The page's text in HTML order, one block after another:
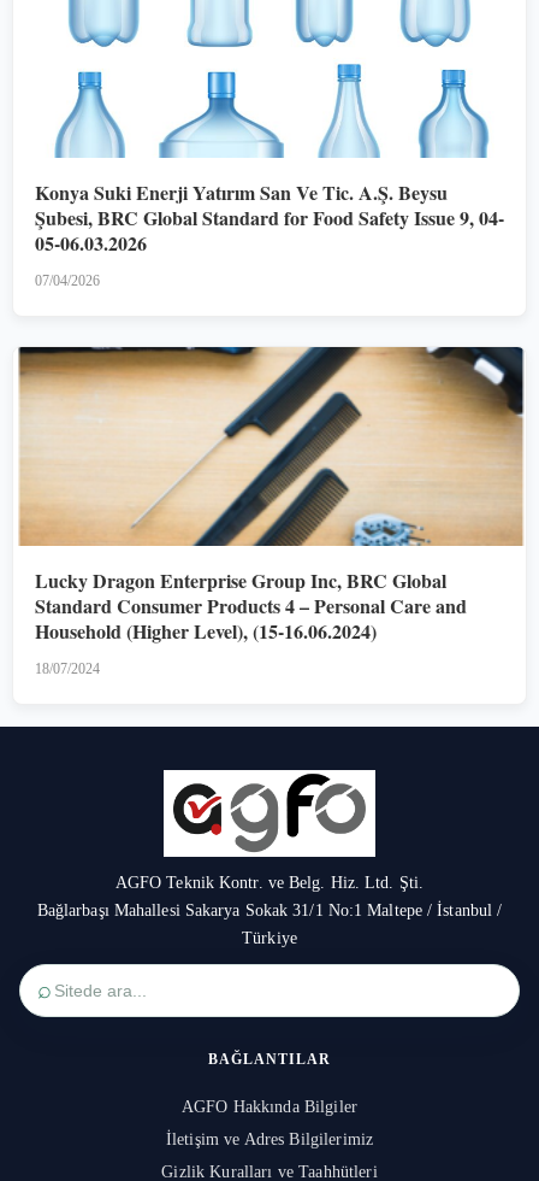
Konya Suki Enerji Yatırım San Ve Tic. A.Ş. Beysu
Şubesi, BRC Global Standard for Food Safety Issue 9, 04-
05-06.03.2026
07/04/2026
Lucky Dragon Enterprise Group Inc, BRC Global
Standard Consumer Products 4 – Personal Care and
Household (Higher Level), (15-16.06.2024)
18/07/2024
AGFO Teknik Kontr. ve Belg. Hiz. Ltd. Şti.
Bağlarbaşı Mahallesi Sakarya Sokak 31/1 No:1 Maltepe / İstanbul /
Türkiye
⌕
BAĞLANTILAR
AGFO Hakkında Bilgiler
İletişim ve Adres Bilgilerimiz
Gizlik Kuralları ve Taahhütleri